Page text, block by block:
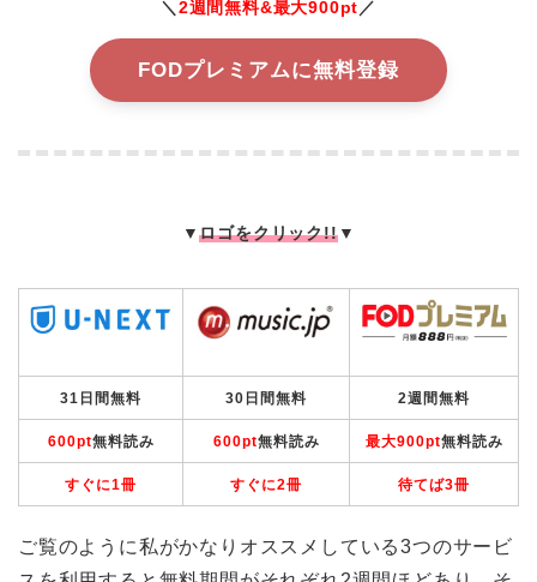
＼ 2週間無料&最大900pt ／
FODプレミアムに無料登録
▼ロゴをクリック!!▼
31日間無料 30日間無料 2週間無料
600pt無料読み 600pt無料読み 最大900pt無料読み
すぐに1冊 すぐに2冊 待てば3冊
ご覧のように私がかなりオススメしている3つのサービ